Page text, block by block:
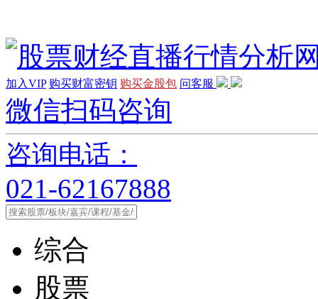
加入VIP 购买财富密钥 购买金股包 问客服
微信扫码咨询
咨询电话：
021-62167888
综合
股票